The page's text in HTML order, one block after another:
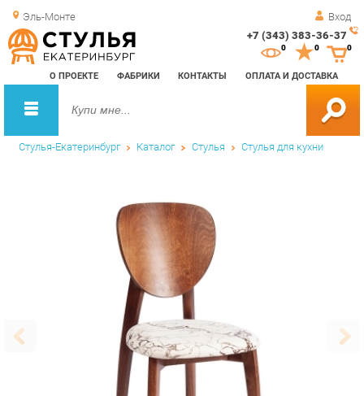
Эль-Монте Вход
+7 (343) 383-36-37
О ПРОЕКТЕ ФАБРИКИ КОНТАКТЫ ОПЛАТА И ДОСТАВКА
0 0
Стулья-Екатеринбург Каталог Стулья Стулья для кухни